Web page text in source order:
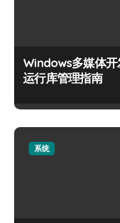
Windows多媒体
运行库管理指南
系统